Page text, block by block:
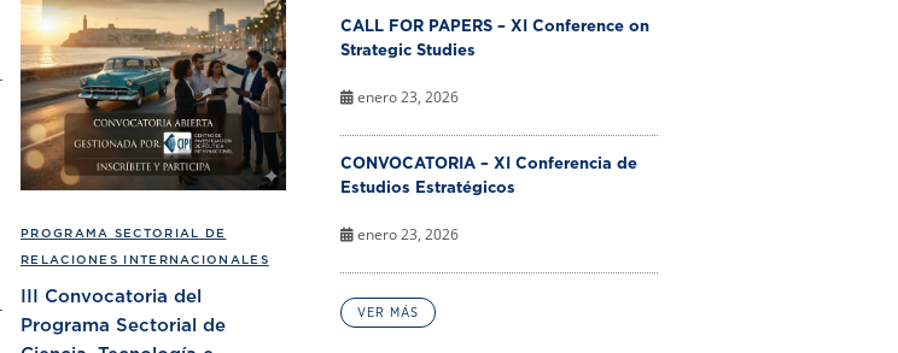
PROGRAMA SECTORIAL DE
RELACIONES INTERNACIONALES
III Convocatoria del
Programa Sectorial de
CALL FOR PAPERS – XI Conference on
Strategic Studies
enero 23, 2026
CONVOCATORIA – XI Conferencia de
Estudios Estratégicos
enero 23, 2026
VER MÁS